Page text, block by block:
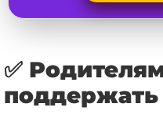
✅
поддержать